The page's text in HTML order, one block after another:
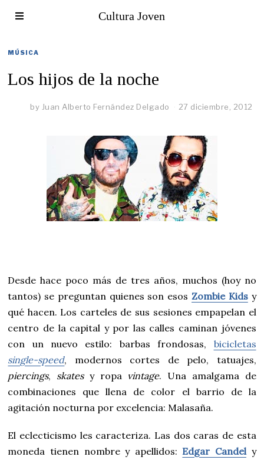
Cultura Joven
MÚSICA
Los hijos de la noche
by Juan Alberto Fernández Delgado 27 diciembre, 2012
Desde hace poco más de tres años, muchos (hoy no
tantos) se preguntan quienes son esos Zombie Kidsy
qué hacen. Los carteles de sus sesiones empapelan el
centro de la capital y por las calles caminan jóvenes
con un nuevo estilo: barbas frondosas, bicicletas
single-speed, modernos cortes de pelo, tatuajes,
piercings, skatesy ropa vintage. Una amalgama de
combinaciones que llena de color el barrio de la
agitación nocturna por excelencia: Malasaña.
El eclecticismo les caracteriza. Las dos caras de esta
moneda tienen nombre y apellidos: Edgar Candely